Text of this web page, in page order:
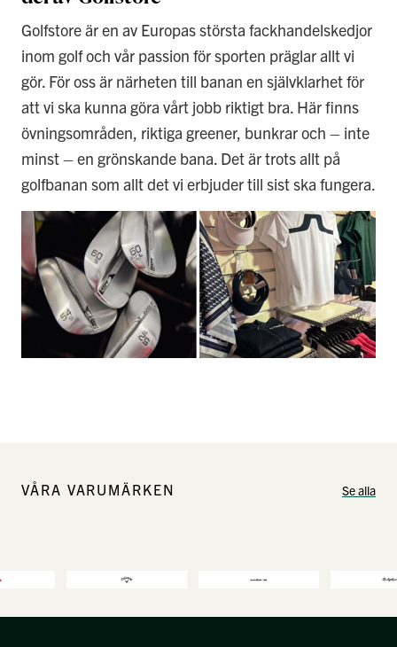
Golfstore är en av Europas största fackhandelskedjor
inom golf och vår passion för sporten präglar allt vi
gör. För oss är närheten till banan en självklarhet för
att vi ska kunna göra vårt jobb riktigt bra. Här finns
övningsområden, riktiga greener, bunkrar och – inte
minst – en grönskande bana. Det är trots allt på
golfbanan som allt det vi erbjuder till sist ska fungera.
VÅRA VARUMÄRKEN Se alla